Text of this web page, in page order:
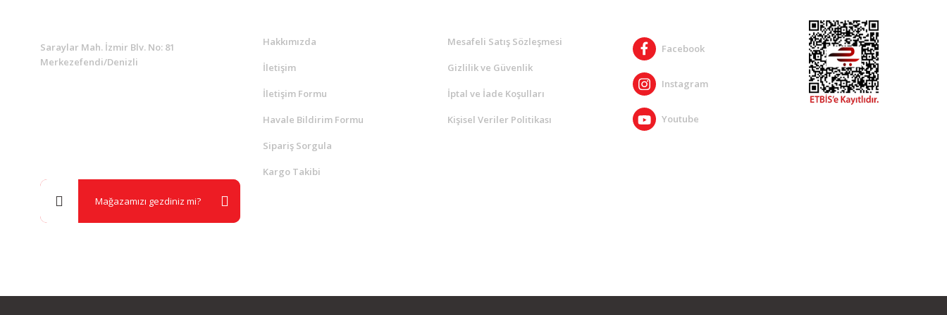
Saraylar Mah. İzmir Blv. No: 81
Merkezefendi/Denizli
Mağazamızı gezdiniz mi?
Hakkımızda
İletişim
İletişim Formu
Havale Bildirim Formu
Sipariş Sorgula
Kargo Takibi
Mesafeli Satış Sözleşmesi
Gizlilik ve Güvenlik
İptal ve İade Koşulları
Kişisel Veriler Politikası
Facebook
Instagram
Youtube